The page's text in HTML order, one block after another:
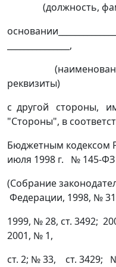
(должность,
_______________,
(наименование
реквизиты)
с другой стороны,
"Стороны", в
Бюджетным кодексом
июля 1998 г. № 145-ФЗ
(Собрание
Федерации, 1998, №
1999, № 28, ст. 3492;
2001, № 1,
ст. 2; № 33, ст. 3429;